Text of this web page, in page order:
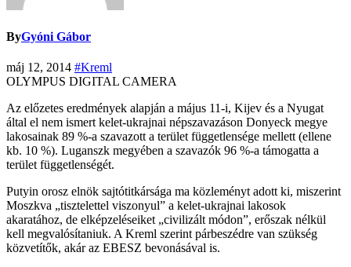
ByGyóni Gábor
máj 12, 2014 #Kreml
OLYMPUS DIGITAL CAMERA
Az előzetes eredmények alapján a május 11-i, Kijev és a Nyugat
által el nem ismert kelet-ukrajnai népszavazáson Donyeck megye
lakosainak 89 %-a szavazott a terület függetlensége mellett (ellene
kb. 10 %). Luganszk megyében a szavazók 96 %-a támogatta a
terület függetlenségét.
Putyin orosz elnök sajtótitkársága ma közleményt adott ki, miszerint
Moszkva „tisztelettel viszonyul” a kelet-ukrajnai lakosok
akaratához, de elképzeléseiket „civilizált módon”, erőszak nélkül
kell megvalósítaniuk. A Kreml szerint párbeszédre van szükség
közvetítők, akár az EBESZ bevonásával is.